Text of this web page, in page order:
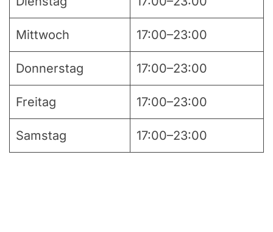
Mittwoch 17:00–23:00
Donnerstag 17:00–23:00
Freitag 17:00–23:00
Samstag 17:00–23:00